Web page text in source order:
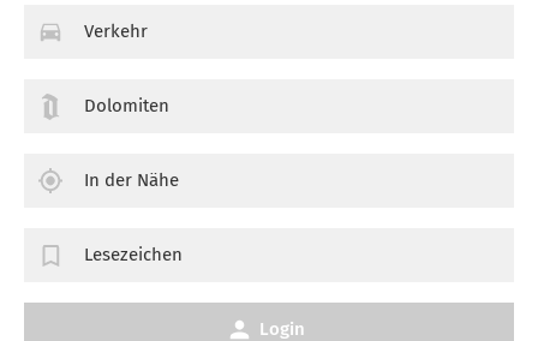
Verkehr
Dolomiten
In der Nähe
Lesezeichen
Login